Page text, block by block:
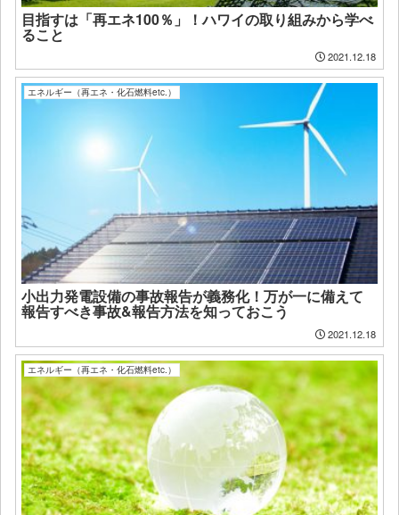
目指すは「再エネ100％」！ハワイの取り組みから学べ
ること
2021.12.18
エネルギー（再エネ・化石燃料etc.）
小出力発電設備の事故報告が義務化！万が一に備えて
報告すべき事故&報告方法を知っておこう
2021.12.18
エネルギー（再エネ・化石燃料etc.）